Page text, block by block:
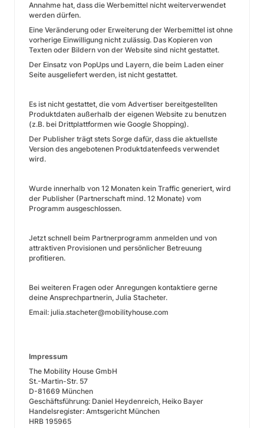
Annahme hat, dass die Werbemittel nicht weiterverwendet
werden dürfen.
Eine Veränderung oder Erweiterung der Werbemittel ist ohne
vorherige Einwilligung nicht zulässig. Das Kopieren von
Texten oder Bildern von der Website sind nicht gestattet.
Der Einsatz von PopUps und Layern, die beim Laden einer
Seite ausgeliefert werden, ist nicht gestattet.
Es ist nicht gestattet, die vom Advertiser bereitgestellten
Produktdaten außerhalb der eigenen Website zu benutzen
(z.B. bei Drittplattformen wie Google Shopping).
Der Publisher trägt stets Sorge dafür, dass die aktuellste
Version des angebotenen Produktdatenfeeds verwendet
wird.
Wurde innerhalb von 12 Monaten kein Traffic generiert, wird
der Publisher (Partnerschaft mind. 12 Monate) vom
Programm ausgeschlossen.
Jetzt schnell beim Partnerprogramm anmelden und von
attraktiven Provisionen und persönlicher Betreuung
profitieren.
Bei weiteren Fragen oder Anregungen kontaktiere gerne
deine Ansprechpartnerin, Julia Stacheter.
Email: julia.stacheter@mobilityhouse.com
Impressum
The Mobility House GmbH
St.-Martin-Str. 57
D-81669 München
Geschäftsführung: Daniel Heydenreich, Heiko Bayer
Handelsregister: Amtsgericht München
HRB 195965